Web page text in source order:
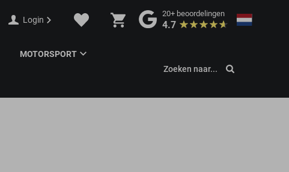
Login
20+beoordelingen
4.7
MOTORSPORT
Zoeken naar...